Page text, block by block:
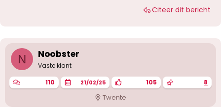
n
g
n
:
Citeer dit bericht
N Noobster
Vaste klant
110 21/02/25 105 8
Twente